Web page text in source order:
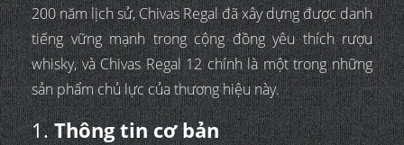
200 năm lịch sử, Chivas Regal đã xây dựng được danh
tiếng vững mạnh trong cộng đồng yêu thích rượu
whisky, và Chivas Regal 12 chính là một trong những
sản phẩm chủ lực của thương hiệu này.
1.Thông tin cơ bản